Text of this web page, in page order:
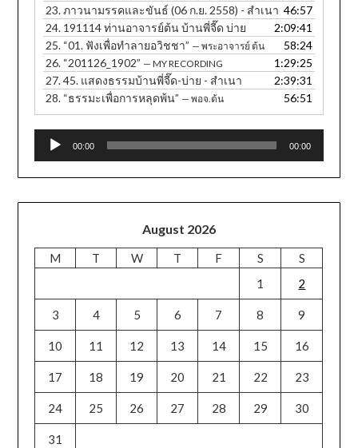
23.ภาวนามรรคและขันธ์ (06 ก.ย. 2558) - สำเนา 46:57
24. 191114 ท่านอาจารย์ต้น บ้านพี่จี๊ด บ่าย
2:09:41
25. “01. ฟังเพื่อทำลายอวิชชา” — พระอาจารย์ ต้น
58:24
26. “201126_1902” — MY RECORDING
1:29:25
27.45. แสดงธรรมบ้านพี่จี๊ด-บ่าย - สำเนา
2:39:31
28. “ธรรมะเพื่อการหลุดพ้น” — พอจ.ต้น 56:51
Audio
00:00 00:00
August 2026
M T W T F S
S
1
2
3 4 5 6 7 8 9
10 11 12 13 14 15 16
17 18 19 20 21 22 23
24 25 26 27 28 29 30
31